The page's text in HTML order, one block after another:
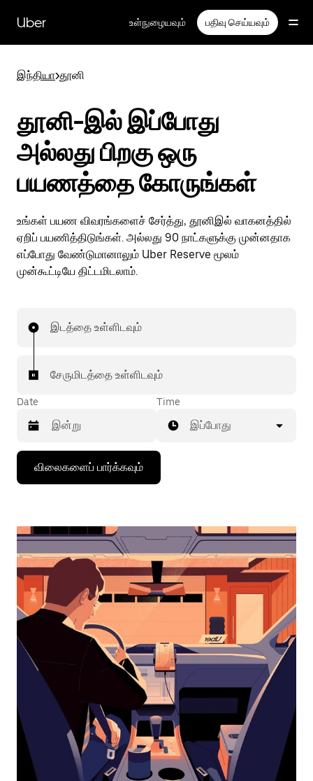
பக்கத்திற்குச்
செல்லவும்
Uber உள்நுழையவும் பதிவு செய்யவும்
இந்தியா>தூனி
தூனி-இல் இப்போது
அல்லது பிறகு ஒரு
பயணத்தை கோருங்கள்
உங்கள் பயண விவரங்களைச் சேர்த்து, தூனிஇல் வாகனத்தில்
ஏறிப் பயணித்திடுங்கள். அல்லது 90 நாட்களுக்கு முன்னதாக
எப்போது வேண்டுமானாலும் Uber Reserve மூலம்
முன்கூட்டியே திட்டமிடலாம்.
இடத்தை உள்ளிடவும்
சேருமிடத்தை உள்ளிடவும்
Date
கீழ்நோக்கிய
அம்புக்குறியை
அழுத்தி
தேர்ந்தெடுக்கவும்.
மூட
எஸ்கேப்
பொத்தான்
அழுத்தவும்.
Time
இப்போது
விலைகளைப் பார்க்கவும்